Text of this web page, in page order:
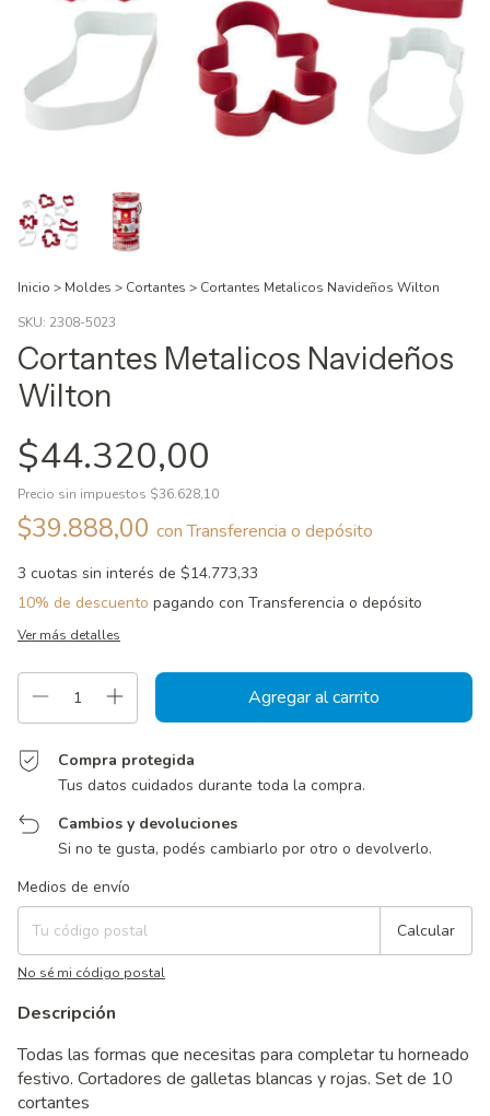
Inicio > Moldes > Cortantes > Cortantes Metalicos Navideños Wilton
SKU: 2308-5023
Cortantes Metalicos Navideños
Wilton
$44.320,00
Precio sin impuestos $36.628,10
$39.888,00 con Transferencia o depósito
3 cuotas sin interés de $14.773,33
10% de descuento pagando con Transferencia o depósito
Ver más detalles
Compra protegida
Tus datos cuidados durante toda la compra.
Cambios y devoluciones
Si no te gusta, podés cambiarlo por otro o devolverlo.
Entregas para el CP:
Medios de envío
Calcular
No sé mi código postal
Descripción
Todas las formas que necesitas para completar tu horneado
festivo. Cortadores de galletas blancas y rojas. Set de 10
cortantes